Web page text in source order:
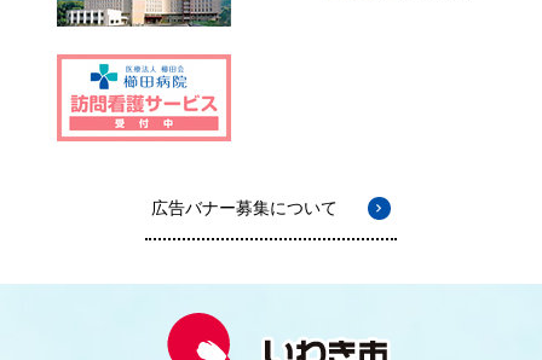
広告バナー募集について